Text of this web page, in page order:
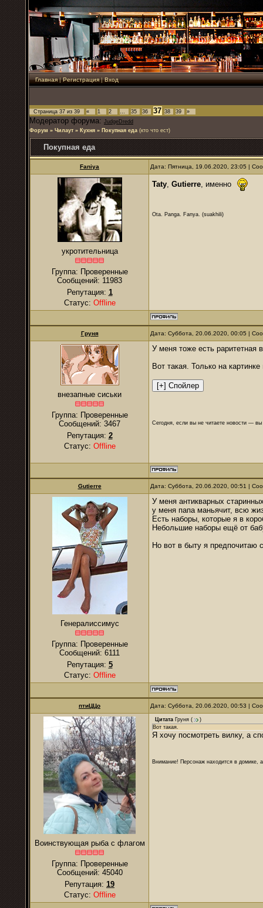
Главная|Регистрация|Вход
Страница 37 из 39 « 1 2 … 35 36 37 38 39 »
Модератор форума: JudgeDredd
Форум » Чилаут » Кухня » Покупная еда (кто что ест)
Покупная еда
Faniya Дата: Пятница, 19.06.2020, 23:05 |
укротительница
Группа: Проверенные
Сообщений: 11983
Репутация: 1
Статус: Offline
Taty, Gutierre, именно
Ota. Panga. Fanya. (suakhili)
Груня Дата: Суббота, 20.06.2020, 00:05 |
внезапные сиськи
Группа: Проверенные
Сообщений: 3467
Репутация: 2
Статус: Offline
У меня тоже есть
Вот такая. Только на
Сегодня, если вы не читаете новости —
Gutierre Дата: Суббота, 20.06.2020, 00:51 |
Генералиссимус
Группа: Проверенные
Сообщений: 6111
Репутация: 5
Статус: Offline
У меня антикварных
у меня папа маньячит, всю
Есть наборы, которые я в
Небольшие наборы ещё от
Но вот в быту я предпочитаю
птиЦЦо Дата: Суббота, 20.06.2020, 00:53 |
Воинствующая рыба с флагом
Группа: Проверенные
Сообщений: 45040
Репутация: 19
Статус: Offline
Цитата Груня (
)
Вот такая.
Я хочу посмотреть вилку, а
Внимание! Персонаж находится в домике,